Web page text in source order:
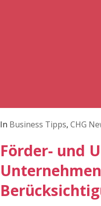
In Business Tipps, CHG
Förder- und